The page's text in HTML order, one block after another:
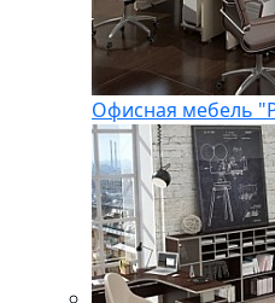
Офисная мебель